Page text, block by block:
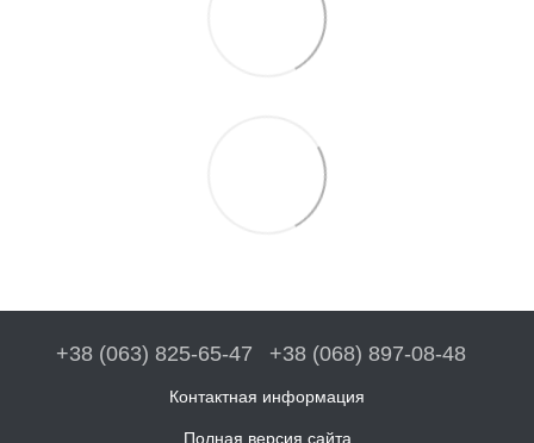
+38 (063) 825-65-47 +38 (068) 897-08-48
Контактная информация
Полная версия сайта